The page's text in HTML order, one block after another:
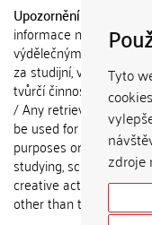
Tyto
zdroje
Upozornění / Notice:
informace nemohou
výdělečným účelům
za studijní, vědeckou
tvůrčí činnost jiné
/ Any retrieved
be used for any
purposes or claimed
studying, scientific or
creative activities of
other than the author.